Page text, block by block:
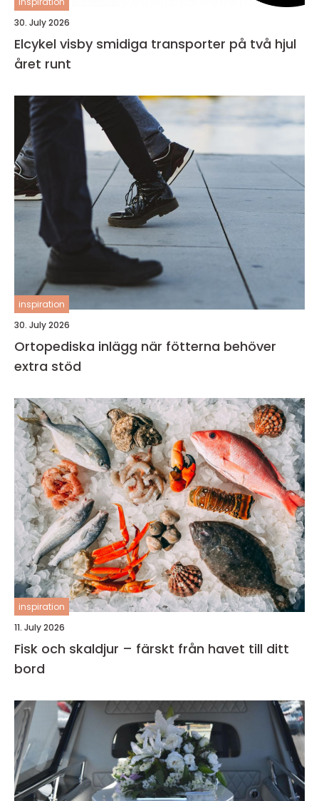
30. July 2026
Elcykel visby smidiga transporter på två hjul
året runt
inspiration
30. July 2026
Ortopediska inlägg när fötterna behöver
extra stöd
inspiration
11. July 2026
Fisk och skaldjur – färskt från havet till ditt
bord